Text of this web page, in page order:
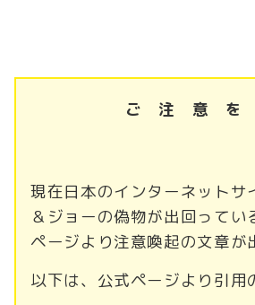
ご 注 意 を
現在日本のインターネットサ
＆ジョーの偽物が出回ってい
ページより注意喚起の文章が
以下は、公式ページより引用